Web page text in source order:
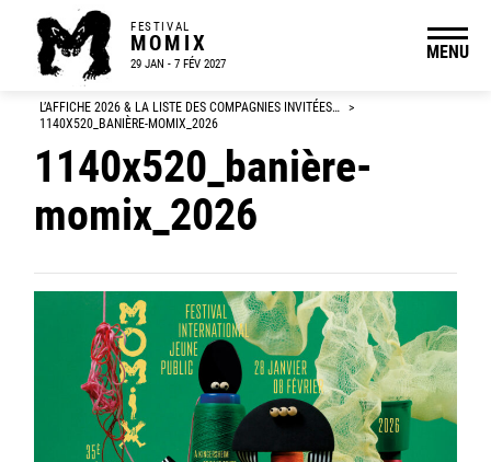
FESTIVAL
MOMIX
29 JAN - 7 FÉV 2027
MENU
L’AFFICHE 2026 & LA LISTE DES COMPAGNIES INVITÉES… >
1140X520_BANIÈRE-MOMIX_2026
1140x520_banière-
momix_2026